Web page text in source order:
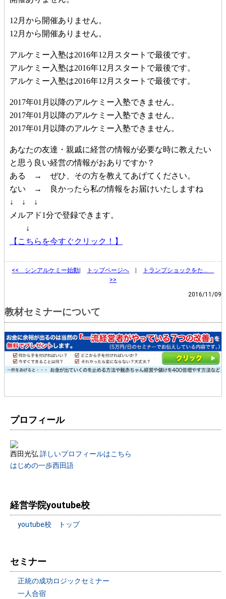
12月から開催ありません。
12月から開催ありません。
アルケミー入塾は2016年12月スタートで最後です。
アルケミー入塾は2016年12月スタートで最後です。
アルケミー入塾は2016年12月スタートで最後です。
2017年01月以降のアルケミー入塾できません。
2017年01月以降のアルケミー入塾できません。
2017年01月以降のアルケミー入塾できません。
あなたの友達・親戚に経営の情報が必要な時に教えたい
と思う良い経営の情報がおありですか？
ある → ぜひ、その方を教えてあげてください。
ない → 良かったら私の情報をお届けいたしますね
↓ ↓ ↓
メルアド1分で登録できます。
↓
【こちらを今すぐクリック！】
<< シンアルケミー始動 トップページへ
トランプショックをた…
>>
2016/11/09
教材セミナーについて
プロフィール
西田光弘 詳しいプロフィールはこちら
はじめの一歩西田語
経営学院youtube校
youtube校 トップ
セミナー
正統の成功ロジックセミナー
一人合宿